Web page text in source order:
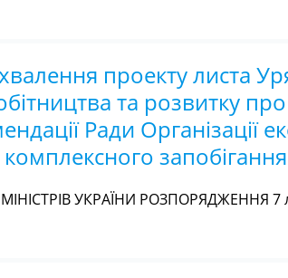
проекту листа
та розвитку
Ради Організації
МІНІСТРІВ УКРАЇНИ РОЗПОРЯДЖЕННЯ 7